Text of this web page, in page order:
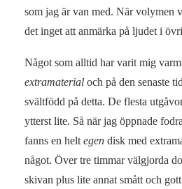
som jag är van med. När volymen
det inget att anmärka på ljudet i
Något som alltid har varit mig
extramaterial och på den senaste
svältfödd på detta. De flesta
ytterst lite. Så när jag öppnade
fanns en helt egen disk med
något. Över tre timmar välgjorda
skivan plus lite annat smått och